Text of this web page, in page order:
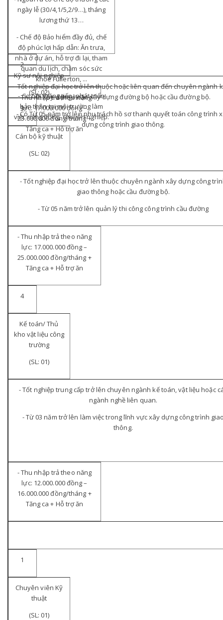
ngày lễ (30/4,1/5,2/9…), tháng
lương thứ 13…
- Chế độ Bảo hiểm đầy đủ, chế
độ phúc lợi hấp dẫn: Ăn trưa,
nhà ở dự án, hỗ trợ đi lại, tham
quan du lịch, chăm sóc sức
khỏe Fullerton, ...
- Cơ hội thăng tiến, phát triển
bản thân tại môi trường làm
việc năng động, chuyên nghiệp.
2
Kỹ sư nội nghiệp
(SL: 02)
- Tốt nghiệp đại học trở lên thuộc hoặc liên quan đến chuyên ngành
tế xây dựng hoặc xây dựng đường bộ hoặc cầu đường bộ.
- Có Từ 05 năm trở lên phụ trách hồ sơ thanh quyết toán công trình
dựng công trình giao thông.
- Thu nhập trả theo năng
lực: 17.000.000 đồng –
23.000.000 đồng/tháng +
Tăng ca + Hỗ trợ ăn
3
Cán bộ kỹ thuật
(SL: 02)
- Tốt nghiệp đại học trở lên thuộc chuyên ngành xây dựng công
giao thông hoặc cầu đường bộ.
- Từ 05 năm trở lên quản lý thi công công trình cầu đường
- Thu nhập trả theo năng
lực: 17.000.000 đồng –
25.000.000 đồng/tháng +
Tăng ca + Hỗ trợ ăn
4
Kế toán/ Thủ
kho vật liệu công
trường
(SL: 01)
- Tốt nghiệp trung cấp trở lên chuyên ngành kế toán, vật liệu hoặc
ngành nghề liên quan.
- Từ 03 năm trở lên làm việc trong lĩnh vực xây dựng công trình
thông.
- Thu nhập trả theo năng
lực: 12.000.000 đồng –
16.000.000 đồng/tháng +
Tăng ca + Hỗ trợ ăn
1
Chuyên viên Kỹ
thuật
(SL: 01)